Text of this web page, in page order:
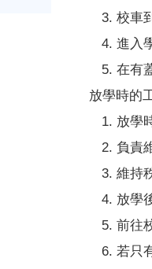
校車
進入
在有
放學時的
放學
負責
維持
放學
前往
若只